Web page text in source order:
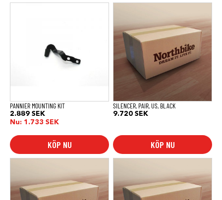
PANNIER MOUNTING KIT
2.889 SEK
Nu: 1.733 SEK
KÖP NU
SILENCER, PAIR, US, BLACK
9.720 SEK
KÖP NU